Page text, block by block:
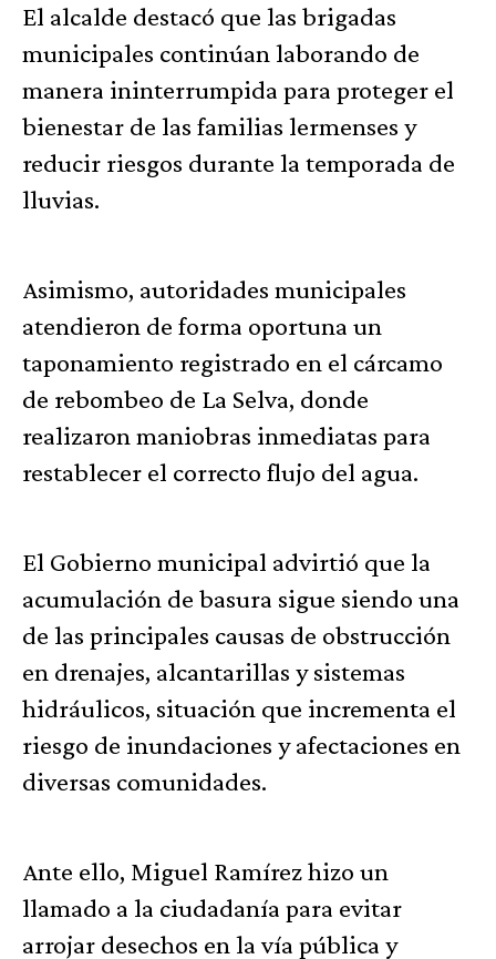
El alcalde destacó que las brigadas
municipales continúan laborando de
manera ininterrumpida para proteger el
bienestar de las familias lermenses y
reducir riesgos durante la temporada de
lluvias.
Asimismo, autoridades municipales
atendieron de forma oportuna un
taponamiento registrado en el cárcamo
de rebombeo de La Selva, donde
realizaron maniobras inmediatas para
restablecer el correcto flujo del agua.
El Gobierno municipal advirtió que la
acumulación de basura sigue siendo una
de las principales causas de obstrucción
en drenajes, alcantarillas y sistemas
hidráulicos, situación que incrementa el
riesgo de inundaciones y afectaciones en
diversas comunidades.
Ante ello, Miguel Ramírez hizo un
llamado a la ciudadanía para evitar
arrojar desechos en la vía pública y